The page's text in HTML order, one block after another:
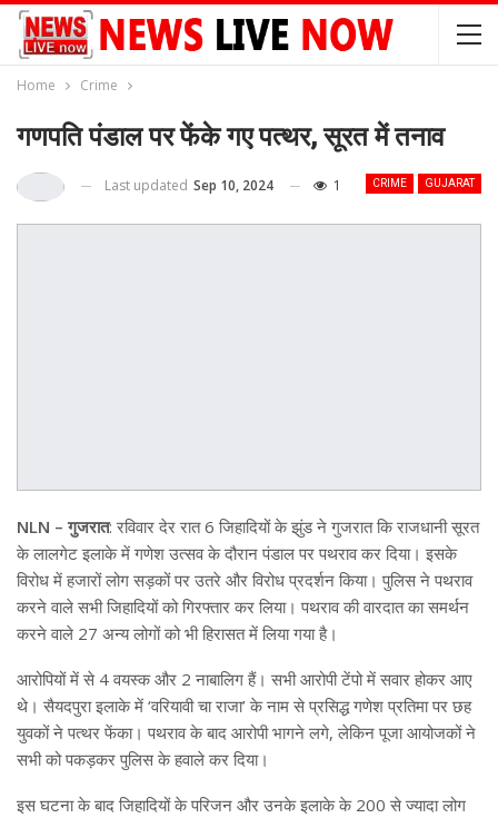
Home Crime
गणपति पंडाल पर फेंके गए पत्थर, सूरत में तनाव
CRIME GUJARAT
Last updated Sep 10, 2024 1
NLN – गुजरात: रविवार देर रात 6 जिहादियों के झुंड ने गुजरात कि राजधानी सूरत
के लालगेट इलाके में गणेश उत्सव के दौरान पंडाल पर पथराव कर दिया। इसके
विरोध में हजारों लोग सड़कों पर उतरे और विरोध प्रदर्शन किया। पुलिस ने पथराव
करने वाले सभी जिहादियों को गिरफ्तार कर लिया। पथराव की वारदात का समर्थन
करने वाले 27 अन्य लोगों को भी हिरासत में लिया गया है।
आरोपियों में से 4 वयस्क और 2 नाबालिग हैं। सभी आरोपी टेंपो में सवार होकर आए
थे। सैयदपुरा इलाके में ‘वरियावी चा राजा’ के नाम से प्रसिद्ध गणेश प्रतिमा पर छह
युवकों ने पत्थर फेंका। पथराव के बाद आरोपी भागने लगे, लेकिन पूजा आयोजकों ने
सभी को पकड़कर पुलिस के हवाले कर दिया।
इस घटना के बाद जिहादियों के परिजन और उनके इलाके के 200 से ज्यादा लोग